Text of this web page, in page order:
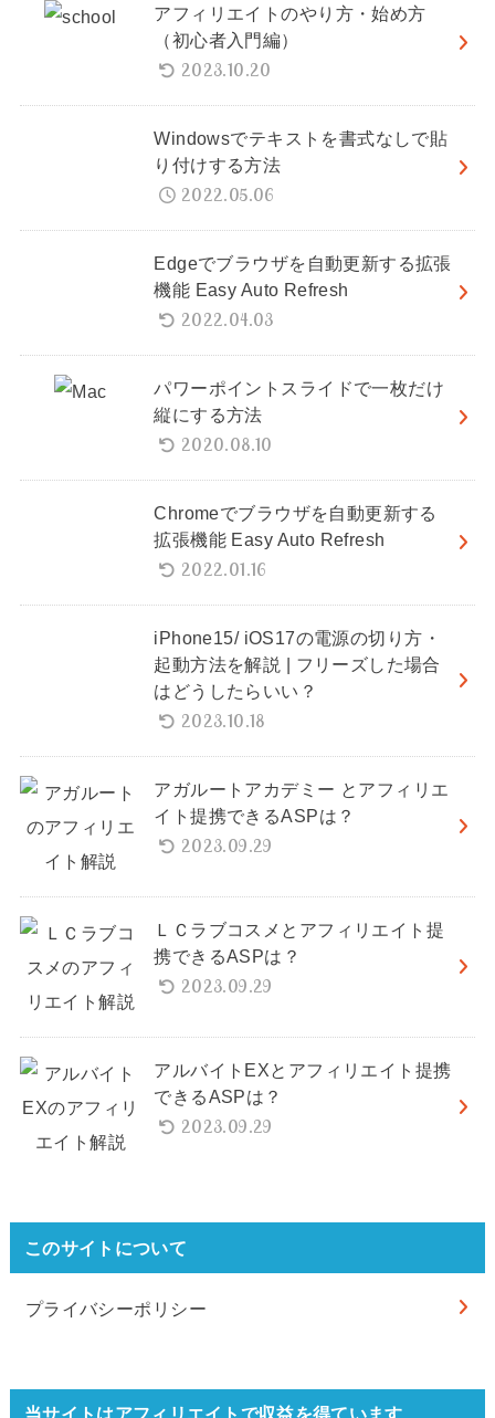
アフィリエイトのやり方・始め方
（初心者入門編）
2023.10.20
Windowsでテキストを書式なしで貼
り付けする方法
2022.05.06
Edgeでブラウザを自動更新する拡張
機能 Easy Auto Refresh
2022.04.03
パワーポイントスライドで一枚だけ
縦にする方法
2020.08.10
Chromeでブラウザを自動更新する
拡張機能 Easy Auto Refresh
2022.01.16
iPhone15/ iOS17の電源の切り方・
起動方法を解説 | フリーズした場合
はどうしたらいい？
2023.10.18
アガルートアカデミー とアフィリエ
イト提携できるASPは？
2023.09.29
ＬＣラブコスメとアフィリエイト提
携できるASPは？
2023.09.29
アルバイトEXとアフィリエイト提携
できるASPは？
2023.09.29
このサイトについて
プライバシーポリシー